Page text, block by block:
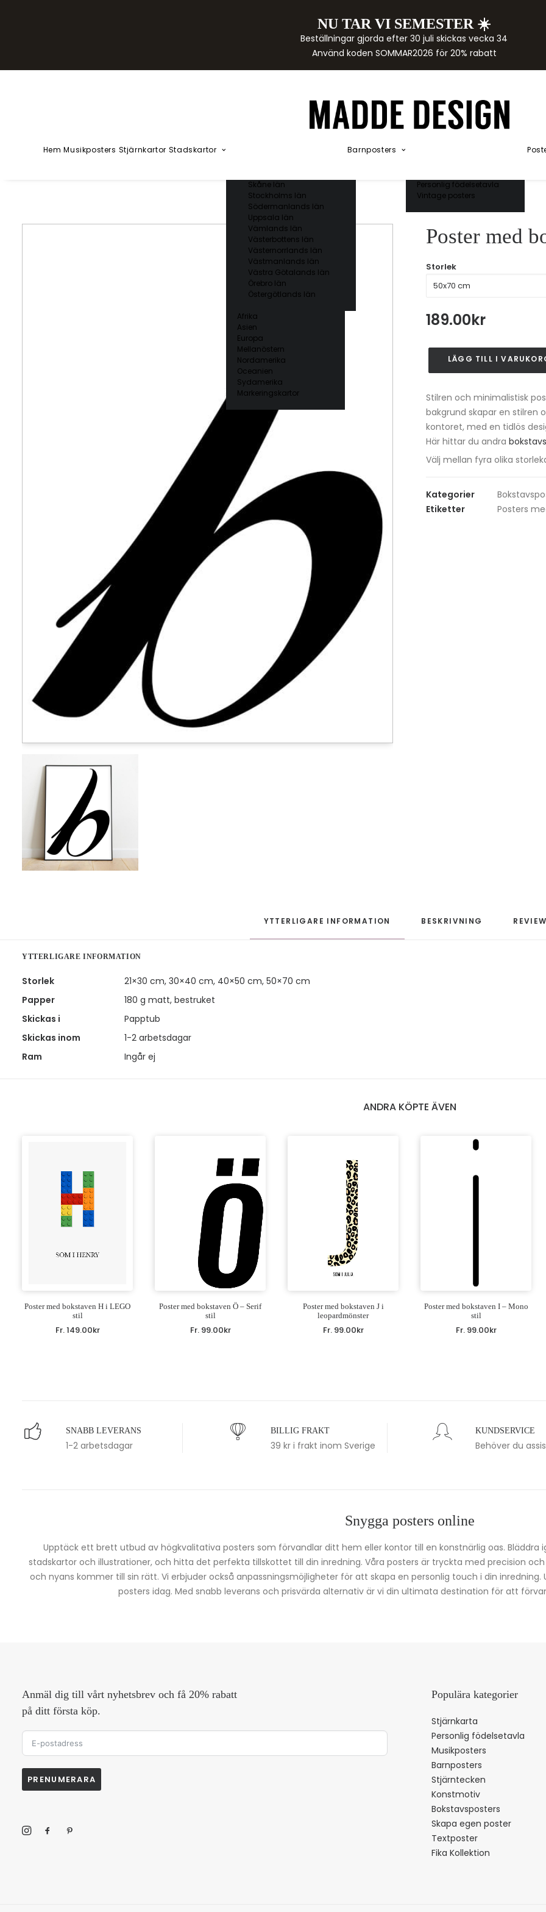
NU TAR VI SEMESTER ☀️
Beställningar gjorda efter 30 juli skickas vecka 34
Använd koden SOMMAR2026 för 20% rabatt
Hem Musikposters Stjärnkartor Stadskartor
Skåne län
Stockholms län
Södermanlands län
Uppsala län
Vämlands län
Västerbottens län
Västernorrlands län
Västmanlands län
Västra Götalands län
Örebro län
Östergötlands län
Afrika
Asien
Europa
Mellanöstern
Nordamerika
Oceanien
Sydamerika
Markeringskartor
Barnposters
Akvarellposters
Personlig födelsetavla
Vintage posters
Poster med
Storlek
189.00kr
Poster
med
B
-
Script
stil
mängd
LÄGG TILL I
Stilren och minimalistisk
bakgrund skapar en stilren
kontoret, med en tidlös
Här hittar du andra
Välj mellan fyra olika
Kategorier
Etiketter
Posters
YTTERLIGARE INFORMATION BESKRIVNING
YTTERLIGARE INFORMATION
Storlek
21×30 cm, 30×40 cm, 40×50 cm, 50×70 cm
Papper
180 g matt, bestruket
Skickas i
Papptub
Skickas inom
1-2 arbetsdagar
Ram
Ingår ej
ANDRA KÖPTE ÄVEN
Poster med bokstaven H i LEGO
stil
Fr.149.00kr
Poster med bokstaven Ö – Serif
stil
Fr. 99.00kr
Poster med bokstaven J i
leopardmönster
Fr. 99.00kr
Poster med bokstaven I – Mono
stil
Fr. 99.00kr
SNABB LEVERANS
1-2 arbetsdagar
BILLIG FRAKT
39 kr i frakt inom Sverige
KUNDSERVICE
Behöver du
Snygga posters online
Upptäck ett brett utbud av högkvalitativa posters som förvandlar ditt hem eller kontor till en konstnärlig oas. Bläddra
stadskartor och illustrationer, och hitta det perfekta tillskottet till din inredning. Våra posters är tryckta med precision
och nyans kommer till sin rätt. Vi erbjuder också anpassningsmöjligheter för att skapa en personlig touch i din
posters idag. Med snabb leverans och prisvärda alternativ är vi din ultimata destination för att
Anmäl dig till vårt nyhetsbrev och få 20% rabatt
på ditt första köp.
PRENUMERARA
Populära kategorier
Stjärnkarta
Personlig födelsetavla
Musikposters
Barnposters
Stjärntecken
Konstmotiv
Bokstavsposters
Skapa egen poster
Textposter
Fika Kollektion